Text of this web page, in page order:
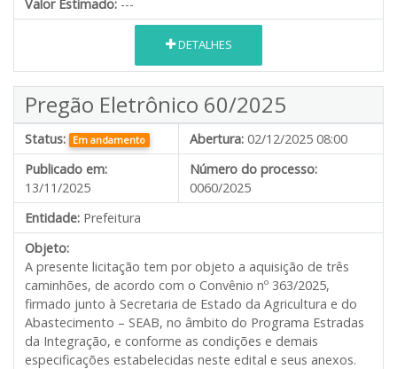
Valor Estimado: ---
DETALHES
Pregão Eletrônico 60/2025
Status: Em andamento Abertura: 02/12/2025 08:00
Publicado em:
13/11/2025
Número do processo:
0060/2025
Entidade: Prefeitura
Objeto:
A presente licitação tem por objeto a aquisição de três
caminhões, de acordo com o Convênio nº 363/2025,
firmado junto à Secretaria de Estado da Agricultura e do
Abastecimento – SEAB, no âmbito do Programa Estradas
da Integração, e conforme as condições e demais
especificações estabelecidas neste edital e seus anexos.